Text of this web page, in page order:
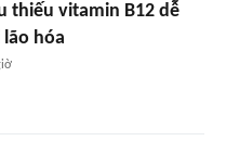
thiếu vitamin B12 dễ
hóa